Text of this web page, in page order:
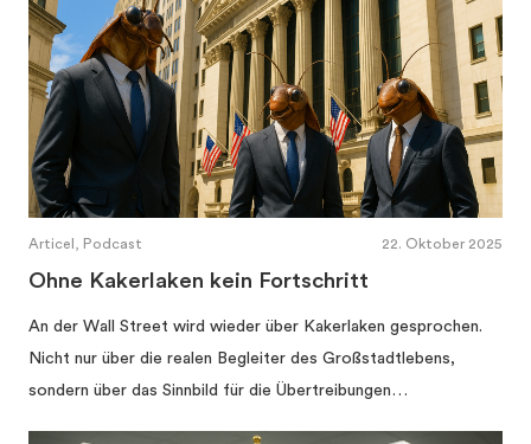
Articel, Podcast 22. Oktober 2025
Ohne Kakerlaken kein Fortschritt
An der Wall Street wird wieder über Kakerlaken gesprochen.
Nicht nur über die realen Begleiter des Großstadtlebens,
sondern über das Sinnbild für die Übertreibungen…